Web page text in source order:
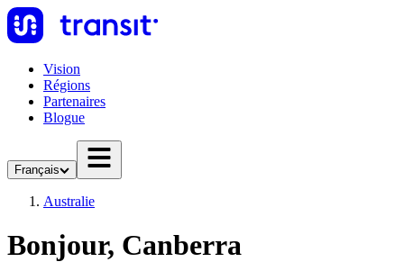
Vision
Régions
Partenaires
Blogue
Français
Australie
Bonjour, Canberra